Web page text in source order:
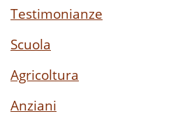
Testimonianze
Scuola
Agricoltura
Anziani